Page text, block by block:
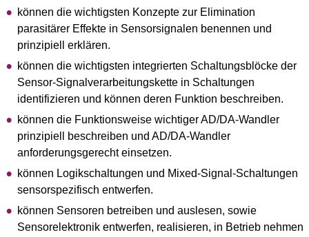
können die wichtigsten Konzepte zur Elimination
parasitärer Effekte in Sensorsignalen benennen und
prinzipiell erklären.
können die wichtigsten integrierten Schaltungsblöcke der
Sensor-Signalverarbeitungskette in Schaltungen
identifizieren und können deren Funktion beschreiben.
können die Funktionsweise wichtiger AD/DA-Wandler
prinzipiell beschreiben und AD/DA-Wandler
anforderungsgerecht einsetzen.
können Logikschaltungen und Mixed-Signal-Schaltungen
sensorspezifisch entwerfen.
können Sensoren betreiben und auslesen, sowie
Sensorelektronik entwerfen, realisieren, in Betrieb nehmen